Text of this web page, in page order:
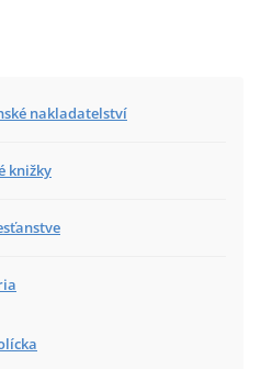
nakladatelství
knižky